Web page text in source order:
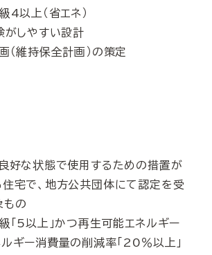
4以上（省エネ）
がしやすい設計
（維持保全計画）の策定
好な状態で使用するための措置が
宅で、地方公共団体にて認定を受
もの
「5以上」かつ再生可能エネルギー
ギー消費量の削減率「20％以上」